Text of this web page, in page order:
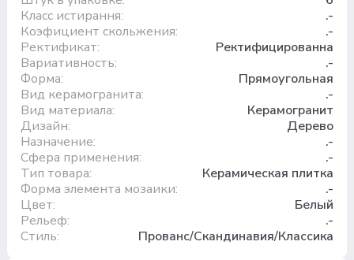
Класс истирання:
.-
Коэфициент скольжения:
.-
Ректификат:
Ректифицированна
Вариативность:
.-
Форма:
Прямоугольная
Вид керамогранита:
.-
Вид материала:
Керамогранит
Дизайн:
Дерево
Назначение:
.-
Сфера применения:
.-
Тип товара:
Керамическая плитка
Форма элемента мозаики:
.-
Цвет:
Белый
Рельеф:
.-
Стиль:
Прованс/Скандинавия/Классика